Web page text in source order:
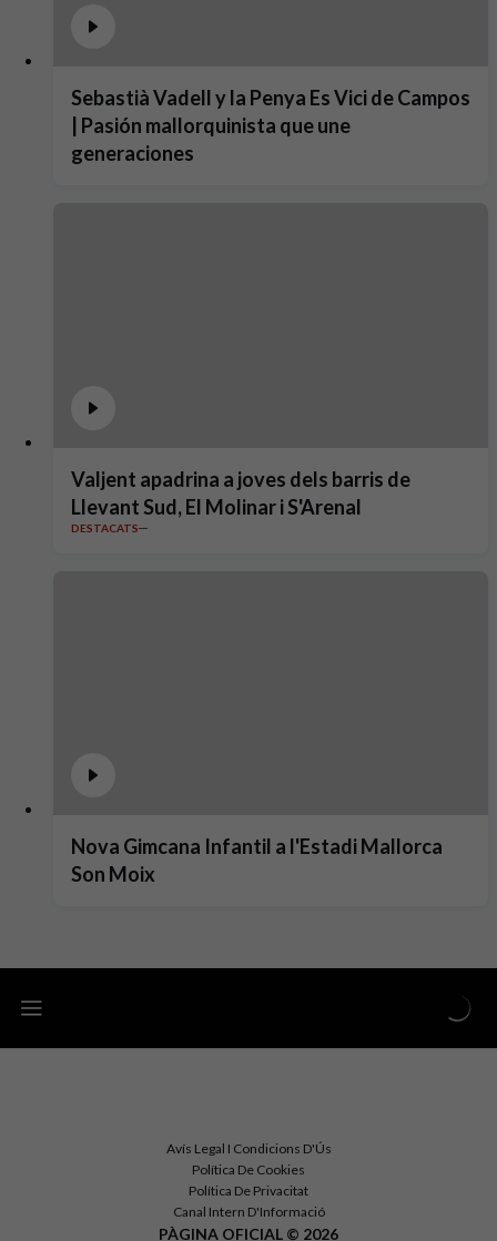
Sebastià Vadell y la Penya Es Vici de Campos
| Pasión mallorquinista que une
generaciones
Valjent apadrina a joves dels barris de
Llevant Sud, El Molinar i S'Arenal
DESTACATS
Nova Gimcana Infantil a l'Estadi Mallorca
Son Moix
Avís Legal I Condicions D'Ús
Política De Cookies
Política De Privacitat
Canal Intern D'Informació
PÀGINA OFICIAL © 2026